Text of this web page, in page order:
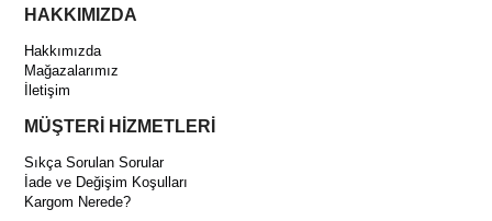
HAKKIMIZDA
Hakkımızda
Mağazalarımız
İletişim
MÜŞTERİ HİZMETLERİ
Sıkça Sorulan Sorular
İade ve Değişim Koşulları
Kargom Nerede?